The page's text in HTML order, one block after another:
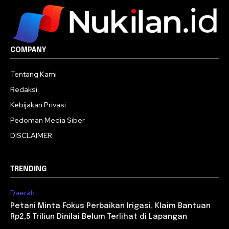
COMPANY
Tentang Kami
Redaksi
Kebijakan Privasi
Pedoman Media Siber
DISCLAIMER
TRENDING
Daerah
Petani Minta Fokus Perbaikan Irigasi, Klaim Bantuan
Rp2,5 Triliun Dinilai Belum Terlihat di Lapangan